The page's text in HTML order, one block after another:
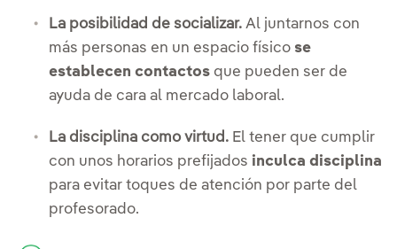
La posibilidad de socializar. Al juntarnos con
más personas en un espacio físico se
establecen contactos que pueden ser de
ayuda de cara al mercado laboral.
La disciplina como virtud. El tener que cumplir
con unos horarios prefijados inculca disciplina
para evitar toques de atención por parte del
profesorado.